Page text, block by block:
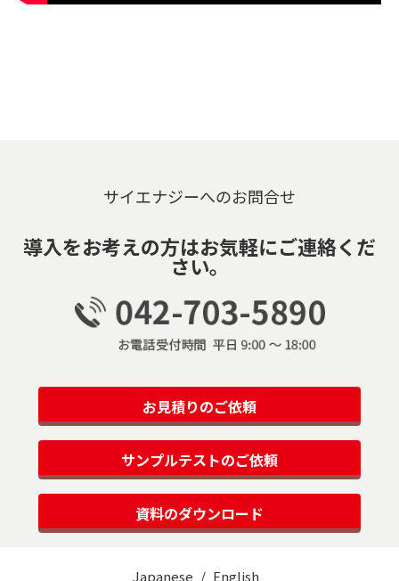
サイエナジーへのお問合せ
導入をお考えの方はお気軽にご連絡くだ
さい。
お見積りのご依頼
サンプルテストのご依頼
資料のダウンロード
Japanese English